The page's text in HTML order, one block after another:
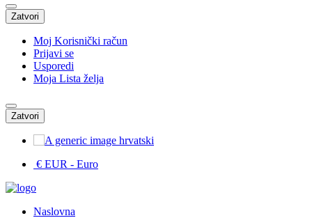
Zatvori
Moj Korisnički račun
Prijavi se
Usporedi
Moja Lista želja
Zatvori
hrvatski
€ EUR - Euro
Naslovna